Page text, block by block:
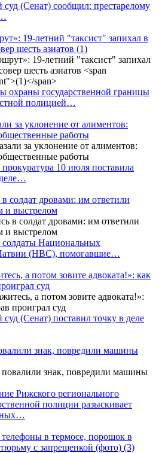
(Сенат) сообщил: престарелому
19-летний "таксист" запихал в
шесть азиатов (1)
охраны государственной границы
полицией…
за уклонение от алиментов:
работы
10 июля поставила
солдат дровами: им ответили
и выстрелом
Национальных
(НВС), помогавшие…
а потом зовите адвоката!»: как
суд
(Сенат) поставил точку в деле
знак, повредили машины
Рижского регионального
полиции разыскивает
в термосе, порошок в
с запрещенкой (фото) (3)